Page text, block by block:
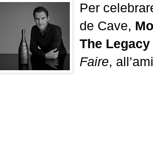
Per
de Cave,
The Legacy
Faire,